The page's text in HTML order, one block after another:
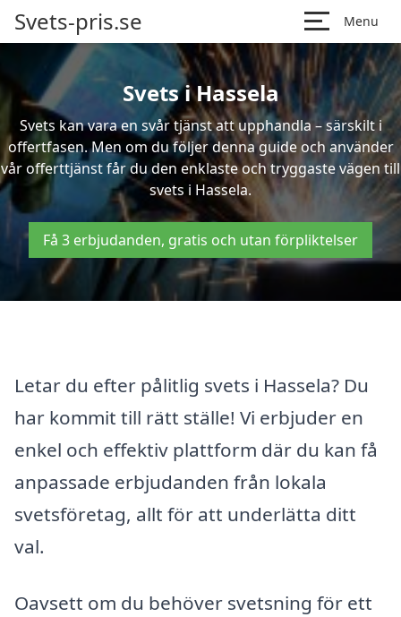
Svets-pris.se Menu
Svets i Hassela
Svets kan vara en svår tjänst att upphandla – särskilt i
offertfasen. Men om du följer denna guide och använder
vår offerttjänst får du den enklaste och tryggaste vägen till
svets i Hassela.
Få 3 erbjudanden, gratis och utan förpliktelser
Letar du efter pålitlig svets i Hassela? Du
har kommit till rätt ställe! Vi erbjuder en
enkel och effektiv plattform där du kan få
anpassade erbjudanden från lokala
svetsföretag, allt för att underlätta ditt
val.
Oavsett om du behöver svetsning för ett